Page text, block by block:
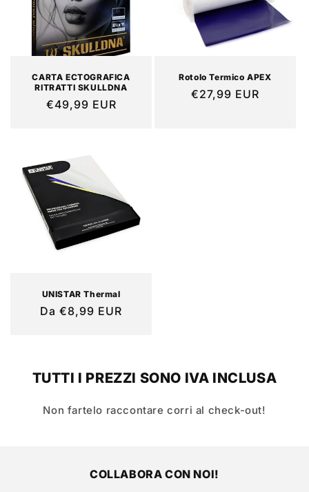
CARTA ECTOGRAFICA
RITRATTI SKULLDNA
Prezzo
€49,99 EUR
Rotolo Termico APEX
Prezzo
€27,99 EUR
UNISTAR Thermal
Prezzo
Da €8,99 EUR
TUTTI I PREZZI SONO IVA INCLUSA
Non fartelo raccontare corri al check-out!
COLLABORA CON NOI!